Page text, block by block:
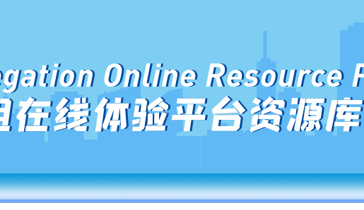
Online Resource
在线体验平台资源库